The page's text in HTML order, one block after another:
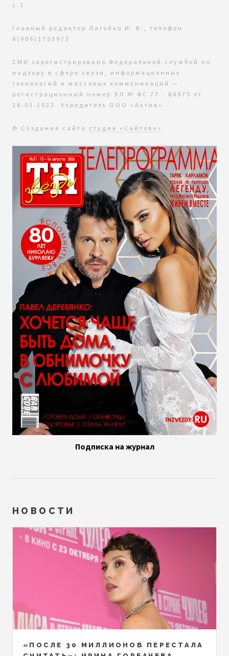
с.1
Главный редактор Лагойко И. В., телефон
8(906)1753973
СМИ зарегистрировано Федеральной службой по
надзору в сфере связи, информационных
технологий и массовых коммуникаций —
регистрационный номер ЭЛ № ФС 77 - 84975 от
28.03.2023. Учредитель ООО «Актив»
© Создание сайта студия «Сайтово»
Подписка на журнал
НОВОСТИ
«ПОСЛЕ 30 МИЛЛИОНОВ ПЕРЕСТАЛА